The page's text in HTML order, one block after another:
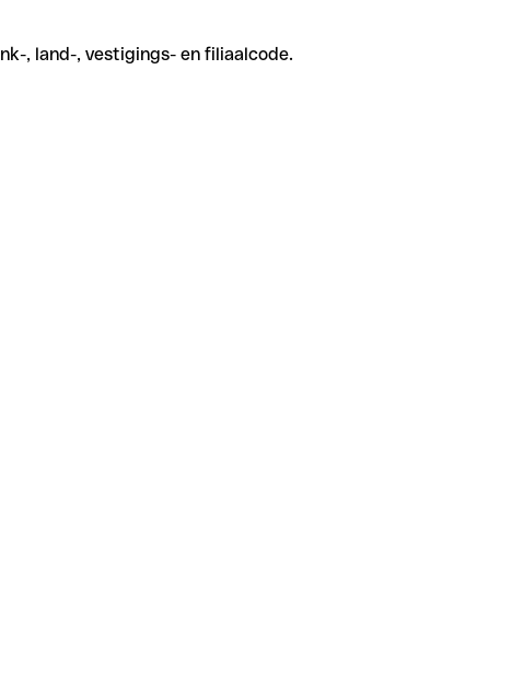
, land-, vestigings- en filiaalcode.